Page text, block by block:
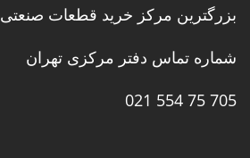
بزرگترین مرکز خرید قطعات صنعتی
شماره تماس دفتر مرکزی تهران
705 75 554 021